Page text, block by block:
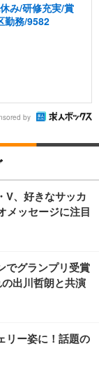
み/研修充実/賞
勤務/9582
by
V、好きなサッカ
メッセージに注目
でグランプリ受賞
出川哲朗と共演
リー姿に！話題の